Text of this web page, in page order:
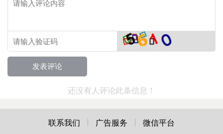
还没有人评论此条信息！
联系我们 广告服务 微信平台